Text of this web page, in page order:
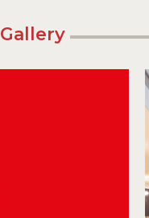
Gallery